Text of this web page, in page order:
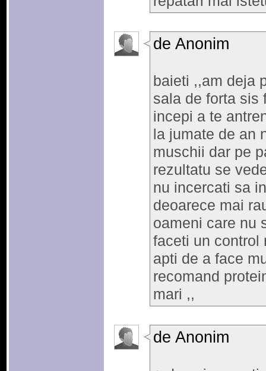
de Anonim
baieti ,,am deja
sala de forta sis
incepi a te
la jumate de an
muschii dar pe
rezultatu se
nu incercati sa
deoarece mai
oameni care nu
faceti un control
apti de a face
recomand
mari ,,
de Anonim